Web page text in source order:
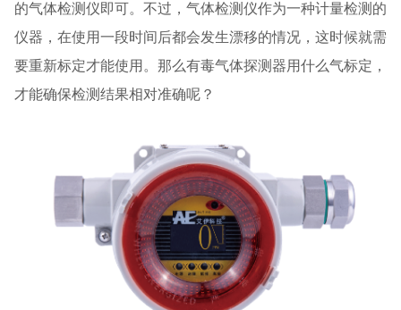
的气体检测仪即可。不过，气体检测仪作为一种计量检测的
仪器，在使用一段时间后都会发生漂移的情况，这时候就需
要重新标定才能使用。那么有毒气体探测器用什么气标定，
才能确保检测结果相对准确呢？